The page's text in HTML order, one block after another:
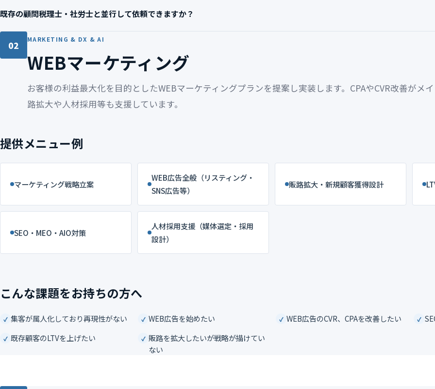
です。まずはお問い合わせフォームよりご連絡ください。
既存の顧問税理士・社労士と並行して依頼できますか？
可能です。税務・法務・労務は専門家にお任せし、私たちは「経営の戦略・実行」に特化した支援を担います。必要に応じ
可能です。
02 MARKETING & DX & AI
WEBマーケティング
お客様の利益最大化を目的としたWEBマーケティングプランを提案し実装します。CPAやCVR改善がメ
路拡大や人材採用等も支援しています。
提供メニュー例
マーケティング戦略立案
WEB広告全般（リスティング・
SNS広告等）
販路拡大・新規顧客獲得設計
SEO・MEO・AIO対策
人材採用支援（媒体選定・採用
設計）
こんな課題をお持ちの方へ
集客が属人化しており再現性がない WEB広告を始めたい WEB広告のCVR、CPAを改善したい
既存顧客のLTVを上げたい
販路を拡大したいが戦略が描けてい
ない